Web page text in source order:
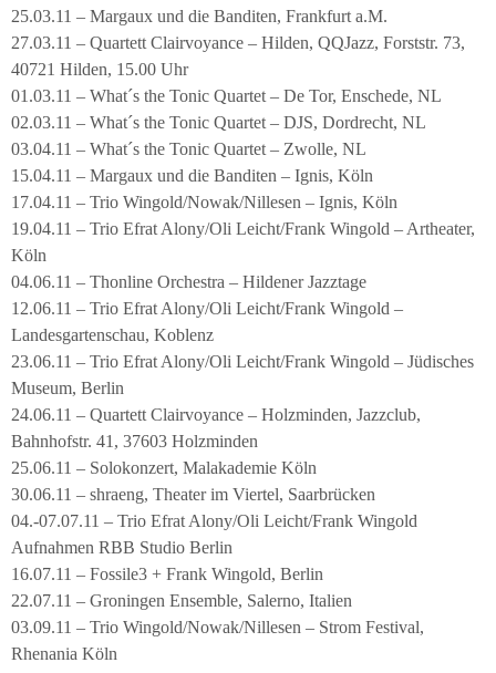
25.03.11 – Margaux und die Banditen, Frankfurt a.M.
27.03.11 – Quartett Clairvoyance – Hilden, QQJazz, Forststr. 73,
40721 Hilden, 15.00 Uhr
01.03.11 – What´s the Tonic Quartet – De Tor, Enschede, NL
02.03.11 – What´s the Tonic Quartet – DJS, Dordrecht, NL
03.04.11 – What´s the Tonic Quartet – Zwolle, NL
15.04.11 – Margaux und die Banditen – Ignis, Köln
17.04.11 – Trio Wingold/Nowak/Nillesen – Ignis, Köln
19.04.11 – Trio Efrat Alony/Oli Leicht/Frank Wingold – Artheater,
Köln
04.06.11 – Thonline Orchestra – Hildener Jazztage
12.06.11 – Trio Efrat Alony/Oli Leicht/Frank Wingold –
Landesgartenschau, Koblenz
23.06.11 – Trio Efrat Alony/Oli Leicht/Frank Wingold – Jüdisches
Museum, Berlin
24.06.11 – Quartett Clairvoyance – Holzminden, Jazzclub,
Bahnhofstr. 41, 37603 Holzminden
25.06.11 – Solokonzert, Malakademie Köln
30.06.11 – shraeng, Theater im Viertel, Saarbrücken
04.-07.07.11 – Trio Efrat Alony/Oli Leicht/Frank Wingold
Aufnahmen RBB Studio Berlin
16.07.11 – Fossile3 + Frank Wingold, Berlin
22.07.11 – Groningen Ensemble, Salerno, Italien
03.09.11 – Trio Wingold/Nowak/Nillesen – Strom Festival,
Rhenania Köln